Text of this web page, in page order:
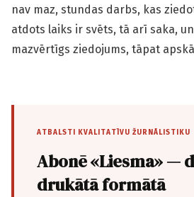
nav maz, stundas darbs, kas
atdots laiks ir svēts, tā arī saka,
mazvērtīgs ziedojums, tāpat
ATBALSTI KVALITATĪVU ŽURNĀLISTIKU
Abonē «Liesma» —
drukātā formātā